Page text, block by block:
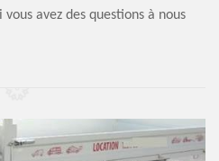
avez des questions à nous